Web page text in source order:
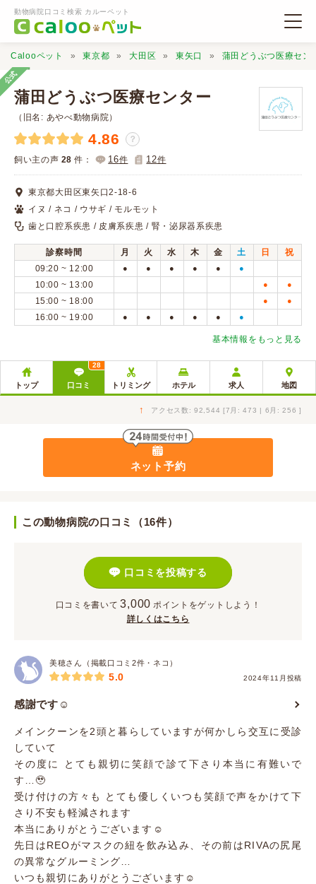
動物病院口コミ検索 カルーペット
動物病院検索
Calooペットとは？
口コミ投稿
Calooペット 東京都 大田区 東矢口 蒲田どうぶつ医療セン
公式
蒲田どうぶつ医療センター
（旧名: あやべ動物病院）
4.86 ？
飼い主の声 28 件： 16件 12件
東京都大田区東矢口2-18-6
イヌ / ネコ / ウサギ / モルモット
歯と口腔系疾患 / 皮膚系疾患 / 腎・泌尿器系疾患
診察時間 月 火 水 木 金 土 日
祝
09:20 ~ 12:00
● ● ● ● ● ●
10:00 ~ 13:00 ● ●
15:00 ~ 18:00 ● ●
16:00 ~ 19:00 ● ● ● ● ● ●
基本情報をもっと見る
トップ 口コミ
28
トリミング ホテル 求人 地図
↑ アクセス数: 92,544 [7月: 473 | 6月: 256 ]
ネット予約
この動物病院の口コミ（16件）
口コミを投稿する
口コミを書いて 3,000 ポイント をゲットしよう！
詳しくはこちら
美穂さん（掲載口コミ2件・ネコ）
2024年11月投稿
5.0
感謝です☺️
メインクーンを2頭と暮らしていますが何かしら交互に受診
していて
その度に とても親切に笑顔で診て下さり本当に有難いで
す…🥹
受け付けの方々も とても優しくいつも笑顔で声をかけて下
さり不安も軽減されます
本当にありがとうございます☺️
先日はREOがマスクの紐を飲み込み、その前はRIVAの尻尾
の異常なグルーミング…
いつも親切にありがとうございます☺️